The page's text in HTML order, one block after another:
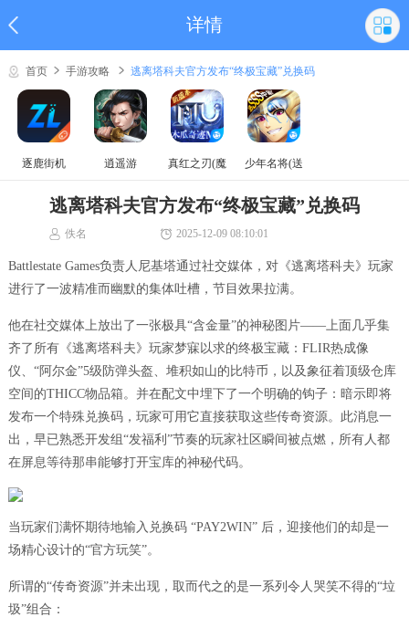
详情
首页 手游攻略 逃离塔科夫官方发布“终极宝藏”兑换码
逐鹿街机 逍遥游
真红之刃(魔
少年名将(送
逃离塔科夫官方发布“终极宝藏”兑换码
佚名 2025-12-09 08:10:01
Battlestate Games负责人尼基塔通过社交媒体，对《逃离塔科夫》玩家
进行了一波精准而幽默的集体吐槽，节目效果拉满。
他在社交媒体上放出了一张极具“含金量”的神秘图片——上面几乎集
齐了所有《逃离塔科夫》玩家梦寐以求的终极宝藏：FLIR热成像
仪、“阿尔金”5级防弹头盔、堆积如山的比特币，以及象征着顶级仓库
空间的THICC物品箱。并在配文中埋下了一个明确的钩子：暗示即将
发布一个特殊兑换码，玩家可用它直接获取这些传奇资源。此消息一
出，早已熟悉开发组“发福利”节奏的玩家社区瞬间被点燃，所有人都
在屏息等待那串能够打开宝库的神秘代码。
当玩家们满怀期待地输入兑换码 “PAY2WIN” 后，迎接他们的却是一
场精心设计的“官方玩笑”。
所谓的“传奇资源”并未出现，取而代之的是一系列令人哭笑不得的“垃
圾”组合：